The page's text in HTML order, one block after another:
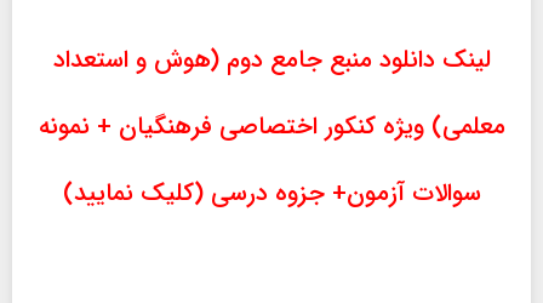
لینک دانلود منبع جامع دوم (هوش و استعداد
معلمی) ویژه کنکور اختصاصی فرهنگیان + نمونه
سوالات آزمون+ جزوه درسی (کلیک نمایید)